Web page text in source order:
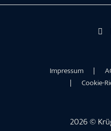
Impressum
Cookie-
2026 ©